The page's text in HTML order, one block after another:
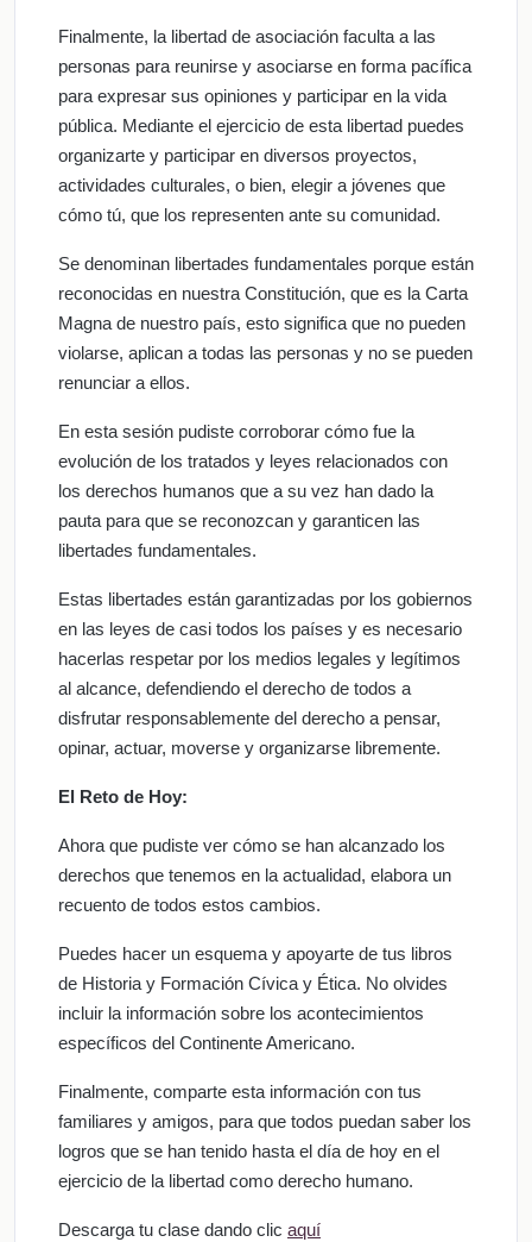
Finalmente, la libertad de asociación faculta a las
personas para reunirse y asociarse en forma pacífica
para expresar sus opiniones y participar en la vida
pública. Mediante el ejercicio de esta libertad puedes
organizarte y participar en diversos proyectos,
actividades culturales, o bien, elegir a jóvenes que
cómo tú, que los representen ante su comunidad.
Se denominan libertades fundamentales porque están
reconocidas en nuestra Constitución, que es la Carta
Magna de nuestro país, esto significa que no pueden
violarse, aplican a todas las personas y no se pueden
renunciar a ellos.
En esta sesión pudiste corroborar cómo fue la
evolución de los tratados y leyes relacionados con
los derechos humanos que a su vez han dado la
pauta para que se reconozcan y garanticen las
libertades fundamentales.
Estas libertades están garantizadas por los gobiernos
en las leyes de casi todos los países y es necesario
hacerlas respetar por los medios legales y legítimos
al alcance, defendiendo el derecho de todos a
disfrutar responsablemente del derecho a pensar,
opinar, actuar, moverse y organizarse libremente.
El Reto de Hoy:
Ahora que pudiste ver cómo se han alcanzado los
derechos que tenemos en la actualidad, elabora un
recuento de todos estos cambios.
Puedes hacer un esquema y apoyarte de tus libros
de Historia y Formación Cívica y Ética. No olvides
incluir la información sobre los acontecimientos
específicos del Continente Americano.
Finalmente, comparte esta información con tus
familiares y amigos, para que todos puedan saber los
logros que se han tenido hasta el día de hoy en el
ejercicio de la libertad como derecho humano.
Descarga tu clase dando clic aquí